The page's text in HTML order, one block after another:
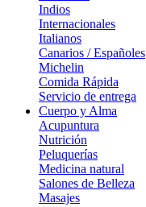
Indios
Internacionales
Italianos
Canarios / Españoles
Michelin
Comida Rápida
Servicio de entrega
Cuerpo y Alma
Acupuntura
Nutrición
Peluquerías
Medicina natural
Salones de Belleza
Masajes